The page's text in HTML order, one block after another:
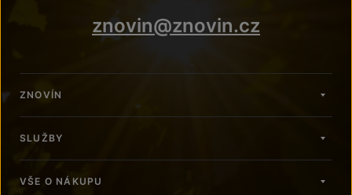
znovin@znovin.cz
ZNOVÍN
SLUŽBY
VŠE O NÁKUPU